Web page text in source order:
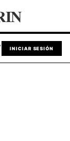
INICIAR SESIÓN